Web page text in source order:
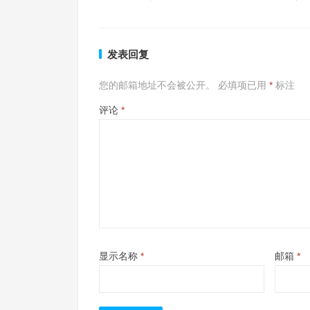
发表回复
您的邮箱地址不会被公开。 必填项已用 * 标注
评论 *
显示名称 * 邮箱 *